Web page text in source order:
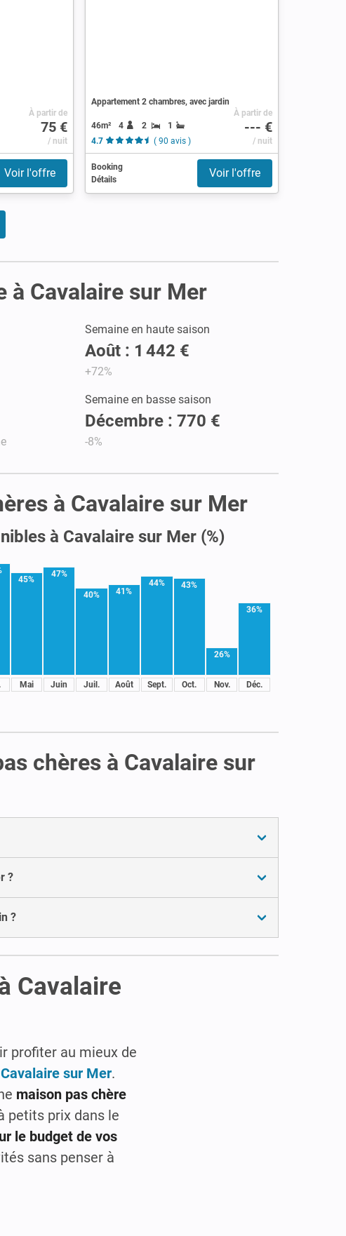
À partir de
75 €
/ nuit
Voir l'offre
Appartement 2 chambres, avec jardin
46m² 4 2
1
4.7
( 90 avis )
À partir de
--- €
/ nuit
Booking
Détails
Voir l'offre
à Cavalaire sur Mer
Semaine en haute saison
Août : 1 442 €
+72%
Semaine en basse saison
Décembre : 770 €
-8%
à Cavalaire sur Mer
à Cavalaire sur Mer (%)
45%
Mai
47%
Juin
40%
Juil.
41%
Août
44%
Sept.
43%
Oct.
26%
Nov.
36%
Déc.
chères à Cavalaire sur
?
?
Cavalaire
profiter au mieux de
sur Mer.
maison pas chère
petits prix dans le
le budget de vos
sans penser à